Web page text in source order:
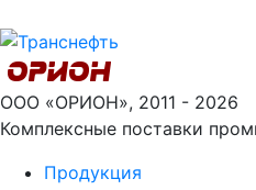
ООО «ОРИОН», 2011 - 2026
Комплексные поставки
Продукция